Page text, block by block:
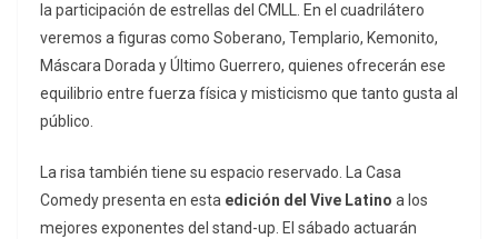
la participación de estrellas del CMLL. En el cuadrilátero
veremos a figuras como Soberano, Templario, Kemonito,
Máscara Dorada y Último Guerrero, quienes ofrecerán ese
equilibrio entre fuerza física y misticismo que tanto gusta al
público.
La risa también tiene su espacio reservado. La Casa
Comedy presenta en esta edición del Vive Latino a los
mejores exponentes del stand-up . El sábado actuarán